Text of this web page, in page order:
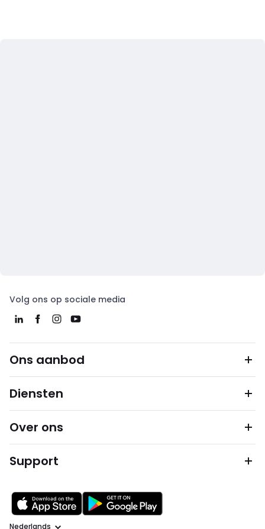
Volg ons op sociale media
Ons aanbod
Diensten
Over ons
Support